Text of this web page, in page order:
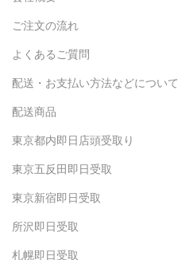
ご注文の流れ
よくあるご質問
配送・お支払い方法などについて
配送商品
東京都内即日店頭受取り
東京五反田即日受取
東京新宿即日受取
所沢即日受取
札幌即日受取